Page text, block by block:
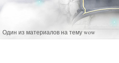
Один из материалов на тему wow